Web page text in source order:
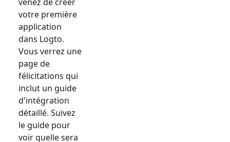
votre première
application
dans Logto.
Vous verrez une
page de
félicitations qui
inclut un guide
d'intégration
détaillé. Suivez
le guide pour
voir quelle sera